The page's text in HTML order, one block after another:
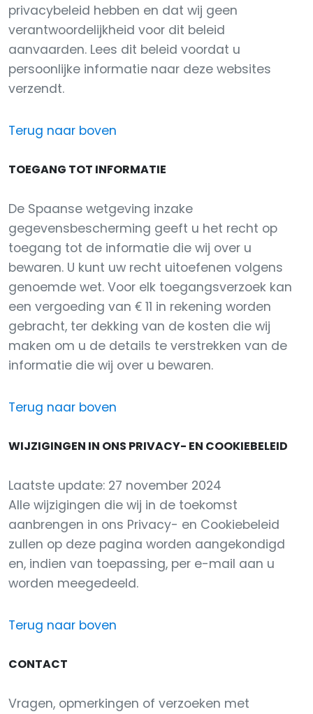
privacybeleid hebben en dat wij geen
verantwoordelijkheid voor dit beleid
aanvaarden. Lees dit beleid voordat u
persoonlijke informatie naar deze websites
verzendt.
Terug naar boven
TOEGANG TOT INFORMATIE
De Spaanse wetgeving inzake
gegevensbescherming geeft u het recht op
toegang tot de informatie die wij over u
bewaren. U kunt uw recht uitoefenen volgens
genoemde wet. Voor elk toegangsverzoek kan
een vergoeding van € 11 in rekening worden
gebracht, ter dekking van de kosten die wij
maken om u de details te verstrekken van de
informatie die wij over u bewaren.
Terug naar boven
WIJZIGINGEN IN ONS PRIVACY- EN COOKIEBELEID
Laatste update: 27 november 2024
Alle wijzigingen die wij in de toekomst
aanbrengen in ons Privacy- en Cookiebeleid
zullen op deze pagina worden aangekondigd
en, indien van toepassing, per e-mail aan u
worden meegedeeld.
Terug naar boven
CONTACT
Vragen, opmerkingen of verzoeken met